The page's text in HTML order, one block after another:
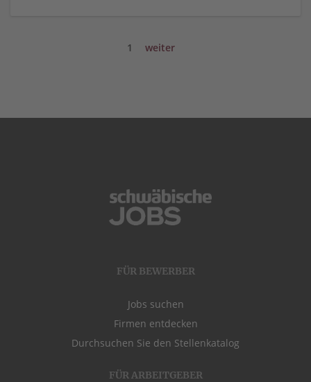
1 weiter
FÜR BEWERBER
Jobs suchen
Firmen entdecken
Durchsuchen Sie den Stellenkatalog
FÜR ARBEITGEBER